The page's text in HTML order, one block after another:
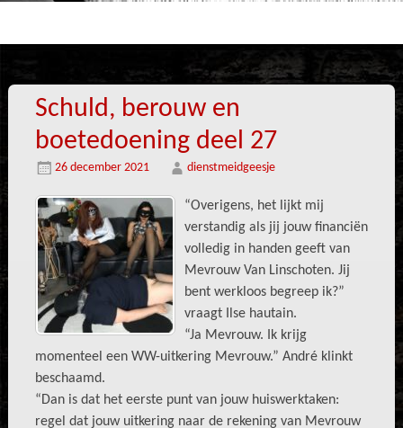
Schuld, berouw en
boetedoening deel 27
26 december 2021 dienstmeidgeesje
“Overigens, het lijkt mij
verstandig als jij jouw financiën
volledig in handen geeft van
Mevrouw Van Linschoten. Jij
bent werkloos begreep ik?”
vraagt Ilse hautain.
“Ja Mevrouw. Ik krijg
momenteel een WW-uitkering Mevrouw.” André klinkt
beschaamd.
“Dan is dat het eerste punt van jouw huiswerktaken:
regel dat jouw uitkering naar de rekening van Mevrouw